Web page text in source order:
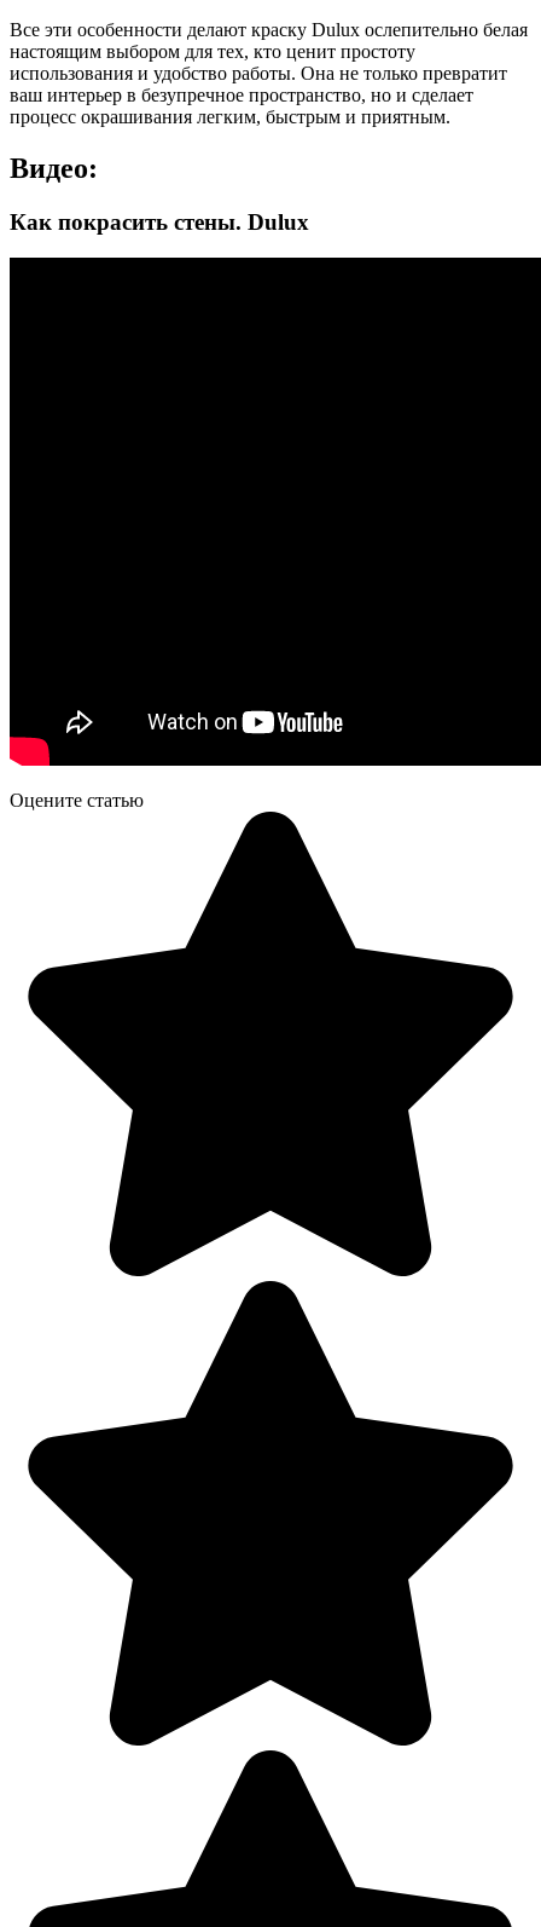
Все эти особенности делают краску Dulux ослепительно белая
настоящим выбором для тех, кто ценит простоту
использования и удобство работы. Она не только превратит
ваш интерьер в безупречное пространство, но и сделает
процесс окрашивания легким, быстрым и приятным.
Видео:
Как покрасить стены. Dulux
Оцените статью